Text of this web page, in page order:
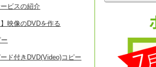
ビスの紹介
】映像のDVDを作る
ド付きDVD(Video)コピー